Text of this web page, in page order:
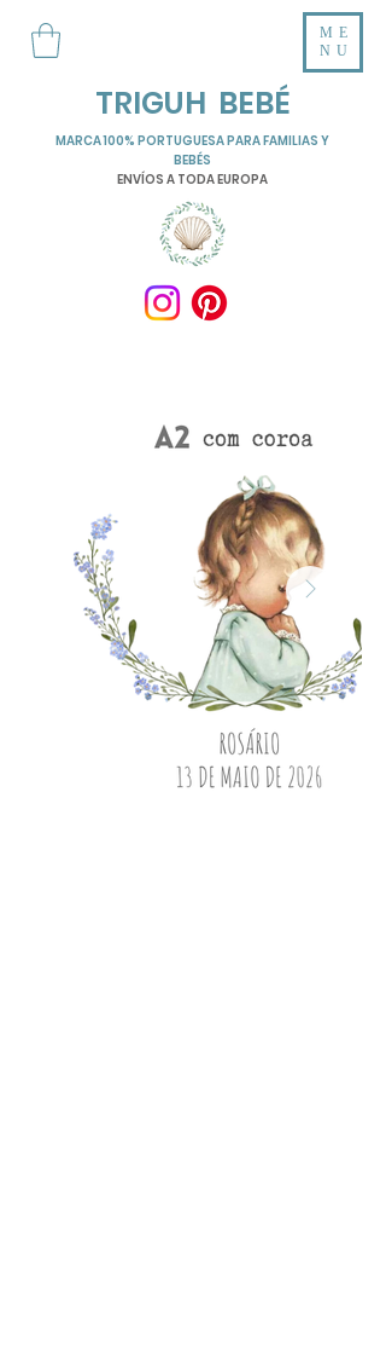
TRIGUH BEBÉ
ME
NU
MARCA 100% PORTUGUESA PARA FAMILIAS Y
BEBÉS
ENVÍOS A TODA EUROPA